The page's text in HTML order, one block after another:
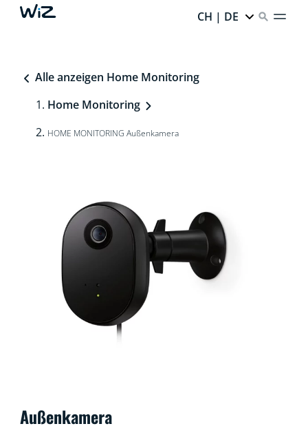
CH | DE
Alle anzeigen Home Monitoring
Home Monitoring
HOME MONITORING Außenkamera
Außenkamera